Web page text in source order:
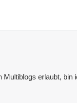
erlaubt, bin